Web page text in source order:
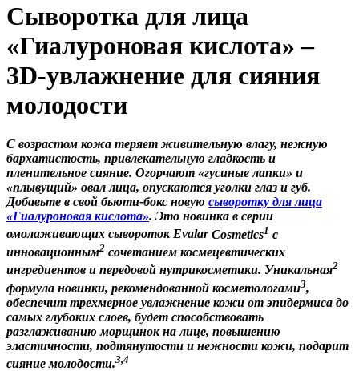
Сыворотка для лица
«Гиалуроновая кислота» –
3D-увлажнение для сияния
молодости
С возрастом кожа теряет живительную влагу, нежную
бархатистость, привлекательную гладкость и
пленительное сияние. Огорчают «гусиные лапки» и
«плывущий» овал лица, опускаются уголки глаз и губ.
Добавьте в свой бьюти-бокс новую сыворотку для лица
«Гиалуроновая кислота». Это новинка в серии
омолаживающих сыворотокEvalarCosmetics1 с
инновационным2 сочетанием космецевтических
ингредиентов и передовой нутрикосметики. Уникальная2
формула новинки, рекомендованной косметологами3,
обеспечит трехмерное увлажнение кожи от эпидермиса до
самых глубоких слоев, будет способствовать
разглаживанию морщинок на лице, повышению
эластичности, подтянутости и нежности кожи, подарит
сияние молодости.3,4